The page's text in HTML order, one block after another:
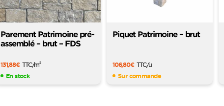
Parement Patrimoine pré-
assemblé – brut – FDS
131,88€ TTC/m2
En stock
Piquet Patrimoine – brut
106,80€ TTC/u
Sur commande